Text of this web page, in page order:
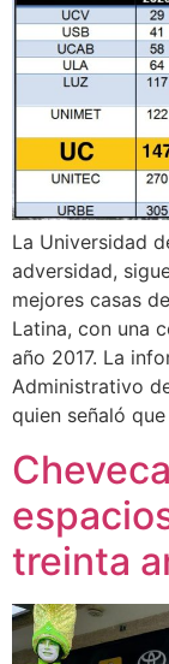
La Universidad
adversidad,
mejores casas
Latina, con una
año 2017. La
Administrativo
quien señaló
treinta